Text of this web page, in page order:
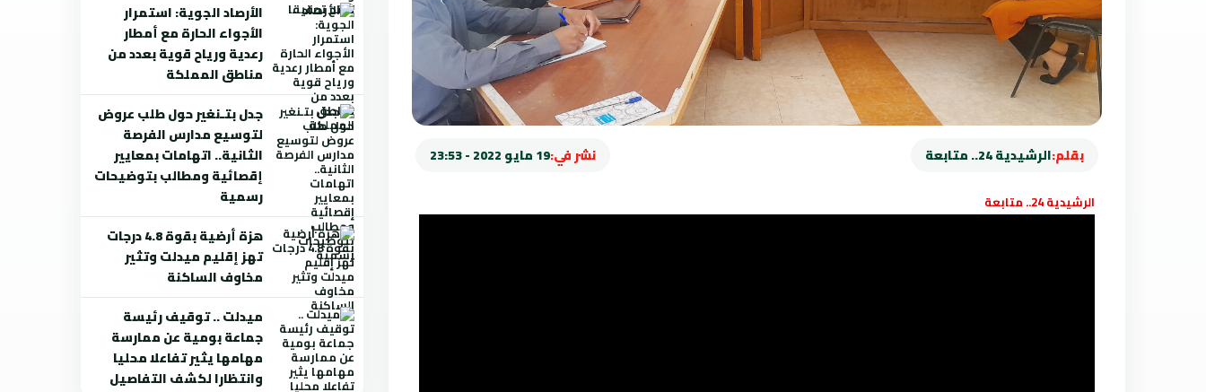
بقلم:الرشيدية 24.. متابعة نشر في:19 مايو 2022 - 23:53
الرشيدية 24.. متابعة
الأرصاد الجوية: استمرار
الأجواء الحارة مع أمطار
رعدية ورياح قوية بعدد من
مناطق المملكة
جدل بتـنغير حول طلب عروض
لتوسيع مدارس الفرصة
الثانية.. اتهامات بمعايير
إقصائية ومطالب بتوضيحات
رسمية
هزة أرضية بقوة 4.8 درجات
تهز إقليم ميدلت وتثير
مخاوف الساكنة
ميدلت .. توقيف رئيسة
جماعة بومية عن ممارسة
مهامها يثير تفاعلا محليا
وانتظارا لكشف التفاصيل